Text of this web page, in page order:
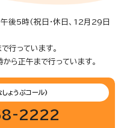
後5時(祝日・休日、12月29日
行っています。
ら正午まで行っています。
ょうぶコール)
2222